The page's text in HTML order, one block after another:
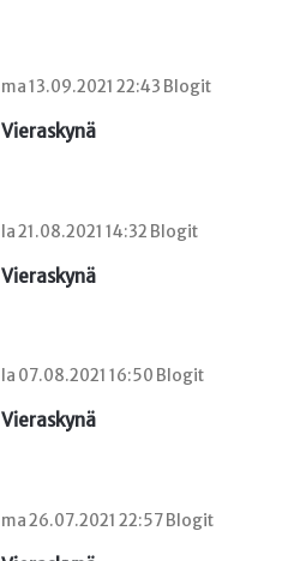
ma 13.09.2021 22:43 Blogit
Vieraskynä
la 21.08.2021 14:32 Blogit
Vieraskynä
la 07.08.2021 16:50 Blogit
Vieraskynä
ma 26.07.2021 22:57 Blogit